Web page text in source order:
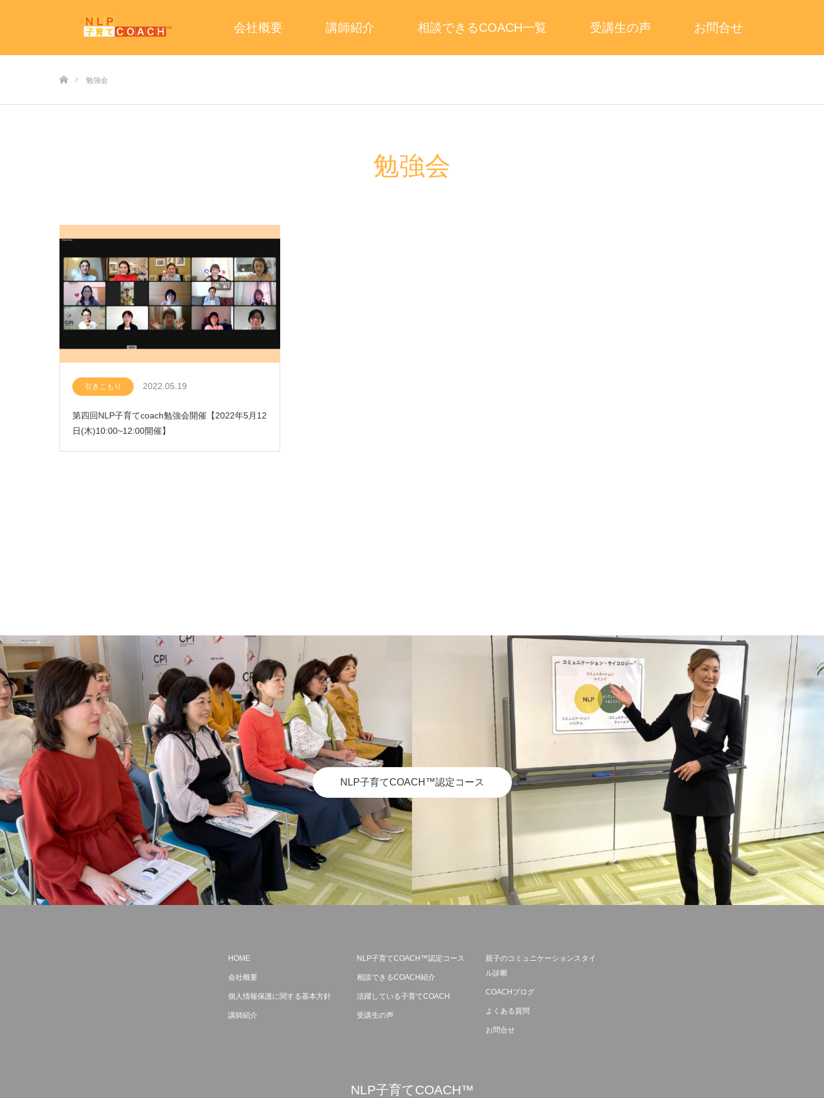
会社概要 講師紹介 相談できるCOACH一覧 受講生の声 お問合せ
勉強会
勉強会
引きこもり 2022.05.19
第四回NLP子育てcoach勉強会開催【2022年5月12
日(木)10:00~12:00開催】
NLP子育てCOACH™認定コース
HOME
会社概要
個人情報保護に関する基本方針
講師紹介
NLP子育てCOACH™認定コース
相談できるCOACH紹介
活躍している子育てCOACH
受講生の声
親子のコミュニケーションスタイ
ル診断
COACHブログ
よくある質問
お問合せ
NLP子育てCOACH™